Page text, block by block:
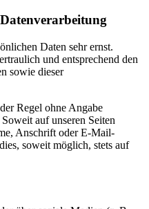
Daten sehr ernst.
und entsprechend den
sowie dieser
Regel ohne Angabe
auf unseren Seiten
Anschrift oder E-Mail-
soweit möglich, stets auf